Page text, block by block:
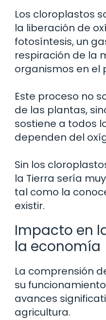
Los cloroplastos
la liberación de
fotosíntesis, un
respiración de la
organismos en el
Este proceso no
de las plantas,
sostiene a todos
dependen del
Sin los
la Tierra sería
tal como la
existir.
Impacto en
la economía
La comprensión
su
avances
agricultura.